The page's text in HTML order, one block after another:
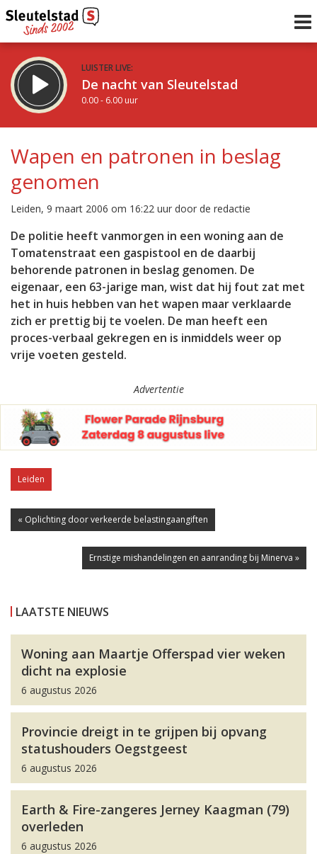
LUISTER LIVE:
De nacht van Sleutelstad
0.00 - 6.00 uur
De ochtend van Sleutelstad
6.00 - 12.00 uur
Vorig uur
Inklappen
Wapen en patronen in beslag
genomen
Leiden, 9 maart 2006 om 16:22 uur door de redactie
De politie heeft vanmorgen in een woning aan de
Tomatenstraat een gaspistool en de daarbij
behorende patronen in beslag genomen. De
eigenaar, een 63-jarige man, wist dat hij fout zat met
het in huis hebben van het wapen maar verklaarde
zich er prettig bij te voelen. De man heeft een
proces-verbaal gekregen en is inmiddels weer op
vrije voeten gesteld.
Advertentie
Leiden
« Oplichting door verkeerde belastingaangiften
Ernstige mishandelingen en aanranding bij Minerva »
LAATSTE NIEUWS
Woning aan Maartje Offerspad vier weken
dicht na explosie
6 augustus 2026
Provincie dreigt in te grijpen bij opvang
statushouders Oegstgeest
6 augustus 2026
Earth & Fire-zangeres Jerney Kaagman (79)
overleden
6 augustus 2026